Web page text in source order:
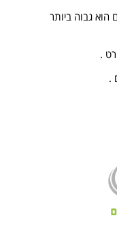
הוא גבוה ביותר
.